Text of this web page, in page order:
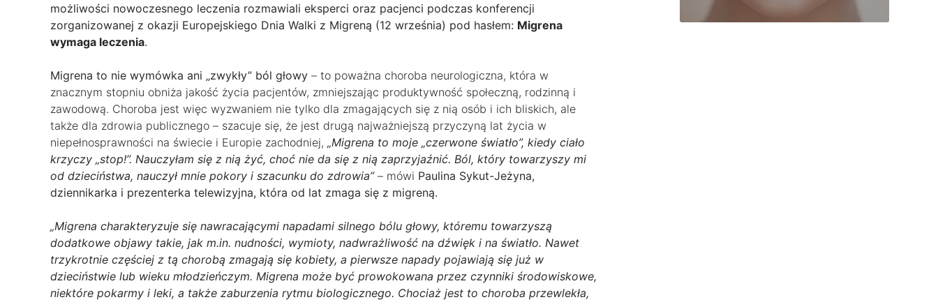
możliwości nowoczesnego leczenia rozmawiali eksperci oraz pacjenci podczas konferencji
zorganizowanej z okazji Europejskiego Dnia Walki z Migreną (12 września) pod hasłem: Migrena
wymaga leczenia.
Migrena to nie wymówka ani „zwykły” ból głowy – to poważna choroba neurologiczna, która w
znacznym stopniu obniża jakość życia pacjentów, zmniejszając produktywność społeczną, rodzinną i
zawodową. Choroba jest więc wyzwaniem nie tylko dla zmagających się z nią osób i ich bliskich, ale
także dla zdrowia publicznego – szacuje się, że jest drugą najważniejszą przyczyną lat życia w
niepełnosprawności na świecie i Europie zachodniej, „Migrena to moje „czerwone światło”, kiedy ciało
krzyczy „stop!”. Nauczyłam się z nią żyć, choć nie da się z nią zaprzyjaźnić. Ból, który towarzyszy mi
od dzieciństwa, nauczył mnie pokory i szacunku do zdrowia”– mówi Paulina Sykut-Jeżyna,
dziennikarka i prezenterka telewizyjna, która od lat zmaga się z migreną.
„Migrena charakteryzuje się nawracającymi napadami silnego bólu głowy, któremu towarzyszą
dodatkowe objawy takie, jak m.in. nudności, wymioty, nadwrażliwość na dźwięk i na światło. Nawet
trzykrotnie częściej z tą chorobą zmagają się kobiety, a pierwsze napady pojawiają się już w
dzieciństwie lub wieku młodzieńczym. Migrena może być prowokowana przez czynniki środowiskowe,
niektóre pokarmy i leki, a także zaburzenia rytmu biologicznego. Chociaż jest to choroba przewlekła,